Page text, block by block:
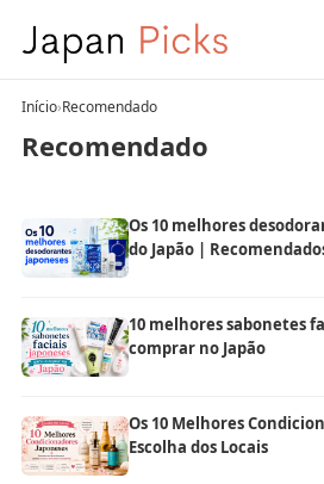
Início›Recomendado
Recomendado
Os 10 melhores
do Japão |
10 melhores sabonetes
comprar no Japão
Os 10 Melhores
Escolha dos Locais